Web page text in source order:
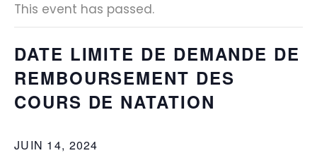
This event has passed.
DATE LIMITE DE DEMANDE DE
REMBOURSEMENT DES
COURS DE NATATION
JUIN 14, 2024